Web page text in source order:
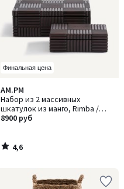
Финальная цена
AM.PM
Набор из 2 массивных
шкатулок из манго, Rimba /
Римба
8900 руб
4,6
/ 5
4,6
/